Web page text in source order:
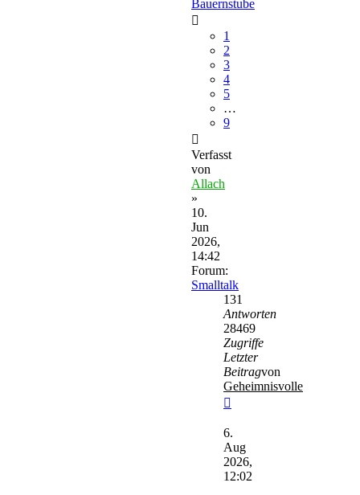
Bauernstube
1
2
3
4
5
…
9
Verfasst
von
Allach
»
10.
Jun
2026,
14:42
Forum:
Smalltalk
131
Antworten
28469
Zugriffe
Letzter
Beitragvon
Geheimnisvolle
Beitrag
6.
Aug
2026,
12:02